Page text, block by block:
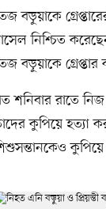
বড়ুয়াকে
নিশ্চিত
বড়ুয়াকে গ্রেপ্তার
শনিবার রাতে নিজ
কুপিয়ে হত্যা